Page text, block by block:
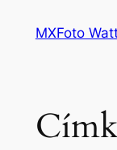
MXFoto